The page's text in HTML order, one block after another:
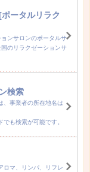
ータルリラク
ンサロンのポータルサ
のリラクゼーションサ
検索
、事業者の所在地名は
も検索が可能です。
ロマ、リンパ、リフレ